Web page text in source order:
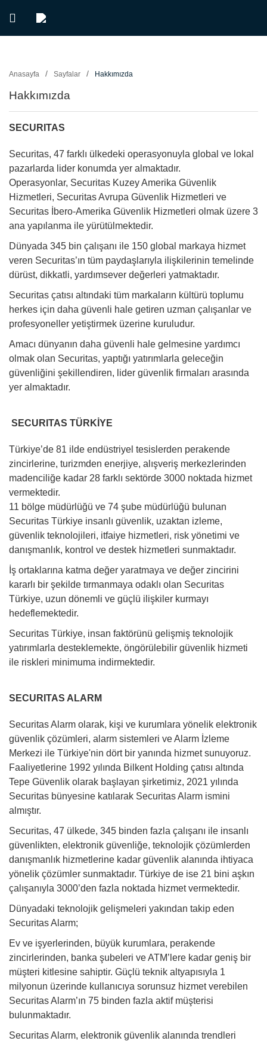
Anasayfa Sayfalar Hakkımızda
Hakkımızda
SECURITAS
Securitas, 47 farklı ülkedeki operasyonuyla global ve lokal
pazarlarda lider konumda yer almaktadır.
Operasyonlar, Securitas Kuzey Amerika Güvenlik
Hizmetleri, Securitas Avrupa Güvenlik Hizmetleri ve
Securitas İbero-Amerika Güvenlik Hizmetleri olmak üzere 3
ana yapılanma ile yürütülmektedir.
Dünyada 345 bin çalışanı ile 150 global markaya hizmet
veren Securitas’ın tüm paydaşlarıyla ilişkilerinin temelinde
dürüst, dikkatli, yardımsever değerleri yatmaktadır.
Securitas çatısı altındaki tüm markaların kültürü toplumu
herkes için daha güvenli hale getiren uzman çalışanlar ve
profesyoneller yetiştirmek üzerine kuruludur.
Amacı dünyanın daha güvenli hale gelmesine yardımcı
olmak olan Securitas, yaptığı yatırımlarla geleceğin
güvenliğini şekillendiren, lider güvenlik firmaları arasında
yer almaktadır.
SECURITAS TÜRKİYE
Türkiye’de 81 ilde endüstriyel tesislerden perakende
zincirlerine, turizmden enerjiye, alışveriş merkezlerinden
madenciliğe kadar 28 farklı sektörde 3000 noktada hizmet
vermektedir.
11 bölge müdürlüğü ve 74 şube müdürlüğü bulunan
Securitas Türkiye insanlı güvenlik, uzaktan izleme,
güvenlik teknolojileri, itfaiye hizmetleri, risk yönetimi ve
danışmanlık, kontrol ve destek hizmetleri sunmaktadır.
İş ortaklarına katma değer yaratmaya ve değer zincirini
kararlı bir şekilde tırmanmaya odaklı olan Securitas
Türkiye, uzun dönemli ve güçlü ilişkiler kurmayı
hedeflemektedir.
Securitas Türkiye, insan faktörünü gelişmiş teknolojik
yatırımlarla desteklemekte, öngörülebilir güvenlik hizmeti
ile riskleri minimuma indirmektedir.
SECURITAS ALARM
Securitas Alarm olarak, kişi ve kurumlara yönelik elektronik
güvenlik çözümleri, alarm sistemleri ve Alarm İzleme
Merkezi ile Türkiye'nin dört bir yanında hizmet sunuyoruz.
Faaliyetlerine 1992 yılında Bilkent Holding çatısı altında
Tepe Güvenlik olarak başlayan şirketimiz, 2021 yılında
Securitas bünyesine katılarak Securitas Alarm ismini
almıştır.
Securitas, 47 ülkede, 345 binden fazla çalışanı ile insanlı
güvenlikten, elektronik güvenliğe, teknolojik çözümlerden
danışmanlık hizmetlerine kadar güvenlik alanında ihtiyaca
yönelik çözümler sunmaktadır. Türkiye de ise 21 bini aşkın
çalışanıyla 3000’den fazla noktada hizmet vermektedir.
Dünyadaki teknolojik gelişmeleri yakından takip eden
Securitas Alarm;
Ev ve işyerlerinden, büyük kurumlara, perakende
zincirlerinden, banka şubeleri ve ATM’lere kadar geniş bir
müşteri kitlesine sahiptir. Güçlü teknik altyapısıyla 1
milyonun üzerinde kullanıcıya sorunsuz hizmet verebilen
Securitas Alarm’ın 75 binden fazla aktif müşterisi
bulunmaktadır.
Securitas Alarm, elektronik güvenlik alanında trendleri